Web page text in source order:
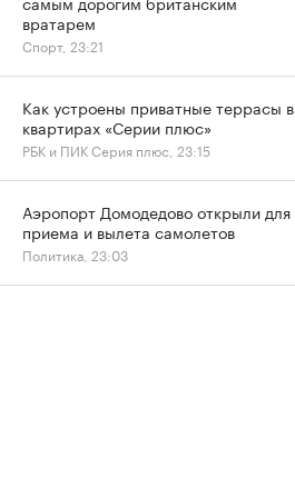
вратарем
Спорт, 23:21
Как устроены приватные террасы в
квартирах «Серии плюс»
РБК и ПИК Серия плюс, 23:15
Аэропорт Домодедово открыли для
приема и вылета самолетов
Политика, 23:03